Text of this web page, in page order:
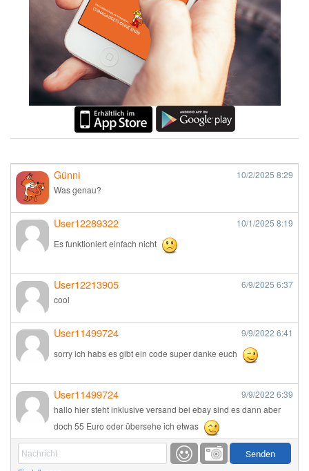
Günni 10/2/2025 8:29
Was genau?
User12289322 10/1/2025 8:19
Es funktioniert einfach nicht
User12213905 6/9/2025 6:37
cool
User11499724 9/9/2022 6:41
sorry ich habs es gibt ein code super danke euch
User11499724 9/9/2022 6:39
hallo hier steht inklusive versand bei ebay sind es dann aber
doch 55 Euro oder übersehe ich etwas
Günni 9/1/20226:17